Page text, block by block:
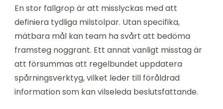
En stor fallgrop är att misslyckas med att
definiera tydliga milstolpar. Utan specifika,
mätbara mål kan team ha svårt att bedöma
framsteg noggrant. Ett annat vanligt misstag är
att försummas att regelbundet uppdatera
spårningsverktyg, vilket leder till föråldrad
information som kan vilseleda beslutsfattande.